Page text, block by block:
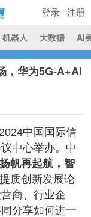
机器人 大数据 AI
登录 注册
，华为5G-A+AI
中国国际信
中心举办。中
帆再起航，智
质创新发展论
商、行业企
分享如何进一